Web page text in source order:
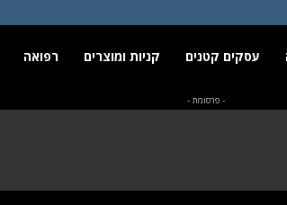
עסקים קטנים קניות ומוצרים רפואה
- פרסומת -